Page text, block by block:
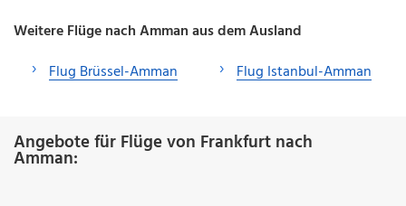
Weitere Flüge nach Amman aus dem Ausland
Flug Brüssel-Amman
Flug Istanbul-Amman
Angebote für Flüge von Frankfurt nach
Amman: